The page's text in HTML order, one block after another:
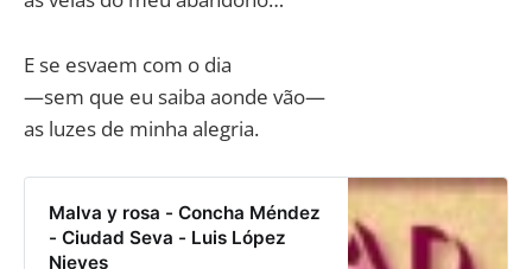
E se esvaem com o dia
—sem que eu saiba aonde vão—
as luzes de minha alegria.
Malva y rosa - Concha Méndez
- Ciudad Seva - Luis López
Nieves